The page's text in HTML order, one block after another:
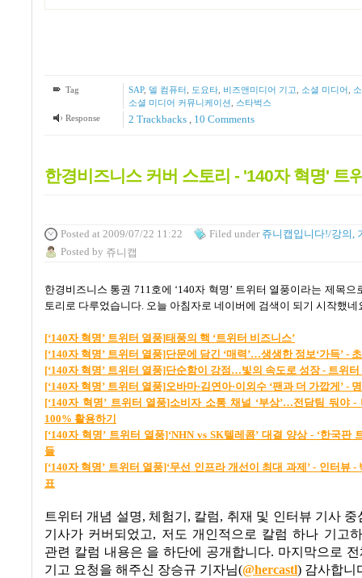
Tag SAP, 델 컴퓨터 도요타, 비즈앤미디어 기고 소셜 미디어
소셜 미디어 커뮤니케이션
스타벅스
Response
2 Trackbacks , 10 Comments
한경비즈니스 커버 스토리 - '140자 혁명' 트
Posted at 2009/07/22 11:22 Filed under 쥬니캡입니다!/강의,
Posted by 쥬니캡
한경비즈니스 통권 711 호에 ‘140자 혁명 ’ 트위터 열풍이라는 제목으
토리로 다루었습니다 오늘 아침자로 네이버에 검색이 되기 시작했네
[‘140자 혁명’ 트위터 열풍]태풍의 핵 ‘트위터 비즈니스’
[‘140자 혁명’ 트위터 열풍]단문에 담긴 ‘매력’…생생한 정보‘가득’ -
[‘140자 혁명’ 트위터 열풍]단순함이 강점…빛의 속도로 성장 - 트위터
[‘140자 혁명’ 트위터 열풍]오바마·김연아·이외수 ‘팬과 더 가깝게’ -
[‘140자 혁명’ 트위터 열풍]소비자 소통 채널 ‘부상’…전담팀 둬야 -
100% 활용하기
[‘140자 혁명’ 트위터 열풍]‘NHN vs SK텔레콤’ 대결 양상 - ‘한국판
들
[‘140자 혁명’ 트위터 열풍]‘무선 인프라 개선이 최대 과제’ - 인터뷰 -
표
트위터 개념 설명,체험기 , 칼럼, 취재 및 인터뷰 기사 중
기사가 커버되었고, 저도 개인적으로 칼럼 하나 기고
관련 칼럼 내용은 을 하단에 공개합니다. 마지막으로
기고 요청을 해주신 장승규 기자님(@hercastl) 감사합니